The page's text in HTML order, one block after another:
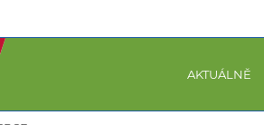
AKTUÁLNĚ